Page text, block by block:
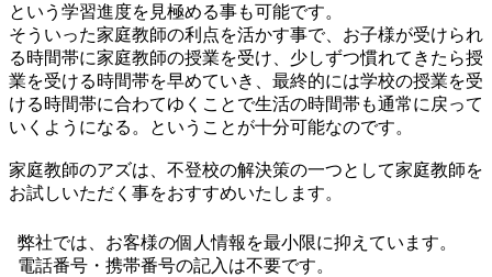
という学習進度を見極める事も可能です。
そういった家庭教師の利点を活かす事で、お子様が受けられ
る時間帯に家庭教師の授業を受け、少しずつ慣れてきたら授
業を受ける時間帯を早めていき、最終的には学校の授業を受
ける時間帯に合わてゆくことで生活の時間帯も通常に戻って
いくようになる。ということが十分可能なのです。
家庭教師のアズは、不登校の解決策の一つとして家庭教師を
お試しいただく事をおすすめいたします。
弊社では、お客様の個人情報を最小限に抑えています。
電話番号・携帯番号の記入は不要です。